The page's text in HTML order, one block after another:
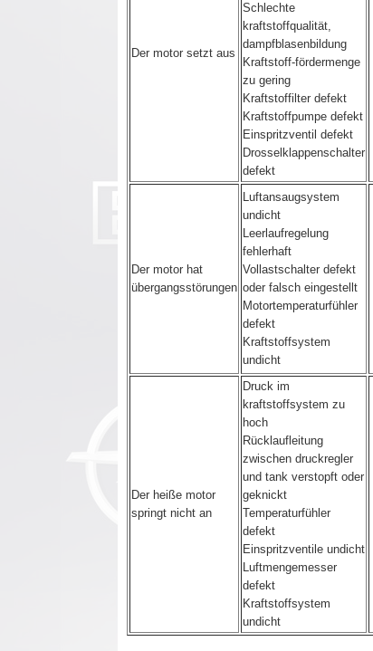
Der motor setzt aus
Schlechte
kraftstoffqualität,
dampfblasenbildung
Kraftstoff-fördermenge
zu gering
Kraftstoffilter defekt
Kraftstoffpumpe defekt
Einspritzventil defekt
Drosselklappenschalter
defekt
Der motor hat
übergangsstörungen
Luftansaugsystem
undicht
Leerlaufregelung
fehlerhaft
Vollastschalter defekt
oder falsch eingestellt
Motortemperaturfühler
defekt
Kraftstoffsystem
undicht
Der heiße motor
springt nicht an
Druck im
kraftstoffsystem zu
hoch
Rücklaufleitung
zwischen druckregler
und tank verstopft oder
geknickt
Temperaturfühler
defekt
Einspritzventile undicht
Luftmengemesser
defekt
Kraftstoffsystem
undicht